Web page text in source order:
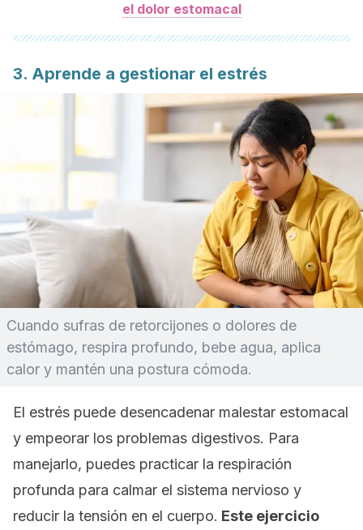
el dolor estomacal
3. Aprende a gestionar el estrés
Cuando sufras de retorcijones o dolores de
estómago, respira profundo, bebe agua, aplica
calor y mantén una postura cómoda.
El estrés puede desencadenar malestar estomacal
y empeorar los problemas digestivos. Para
manejarlo, puedes practicar la respiración
profunda para calmar el sistema nervioso y
reducir la tensión en el cuerpo. Este ejercicio